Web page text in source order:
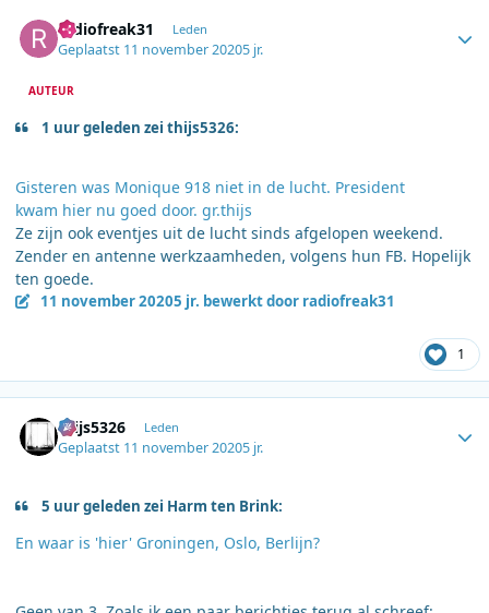
radiofreak31 Leden
Geplaatst 11 november 20205 jr.
AUTEUR
1 uur geleden zei thijs5326:
Gisteren was Monique 918 niet in de lucht. President
kwam hier nu goed door. gr.thijs
Ze zijn ook eventjes uit de lucht sinds afgelopen weekend.
Zender en antenne werkzaamheden, volgens hun FB. Hopelijk
ten goede.
11 november 20205 jr. bewerkt door radiofreak31
1
thijs5326 Leden
Geplaatst 11 november 20205 jr.
5 uur geleden zei Harm ten Brink:
En waar is 'hier' Groningen, Oslo, Berlijn?